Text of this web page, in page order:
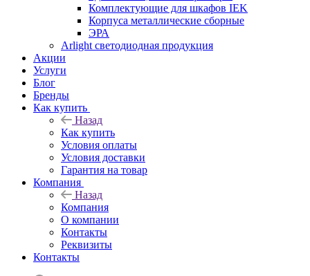
Комплектующие для шкафов IEK
Корпуса металлические сборные
ЭРА
Arlight светодиодная продукция
Акции
Услуги
Блог
Бренды
Как купить
Назад
Как купить
Условия оплаты
Условия доставки
Гарантия на товар
Компания
Назад
Компания
О компании
Контакты
Реквизиты
Контакты